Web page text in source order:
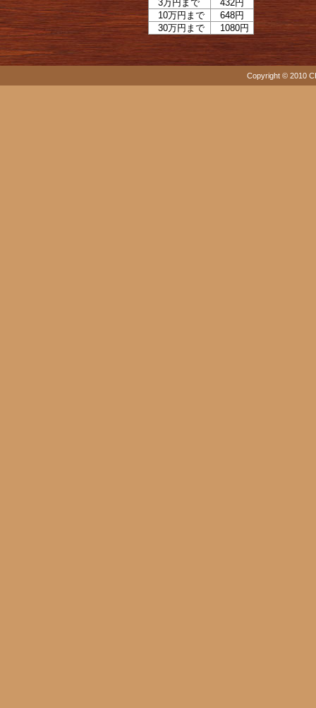
3万円まで
432円
10万円まで
648円
30万円まで
1080円
Copyright © 2010